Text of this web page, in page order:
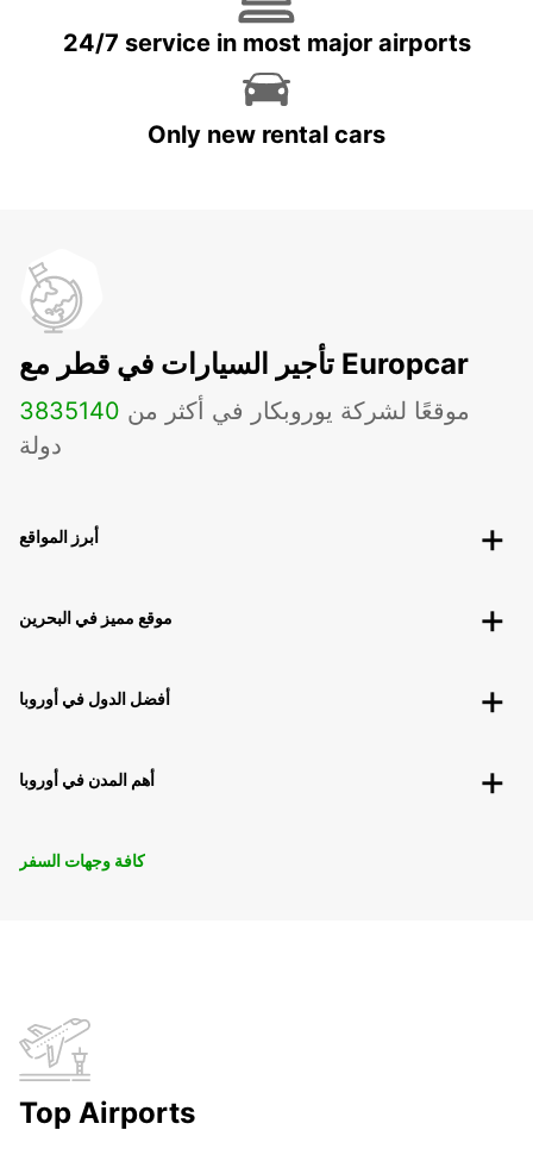
24/7 service in most major airports
Only new rental cars
تأجير السيارات في قطر مع Europcar
3835 موقعًا لشركة يوروبكار في أكثر من 140
دولة
أبرز المواقع
موقع مميز في البحرين
أفضل الدول في أوروبا
أهم المدن في أوروبا
كافة وجهات السفر
Top Airports